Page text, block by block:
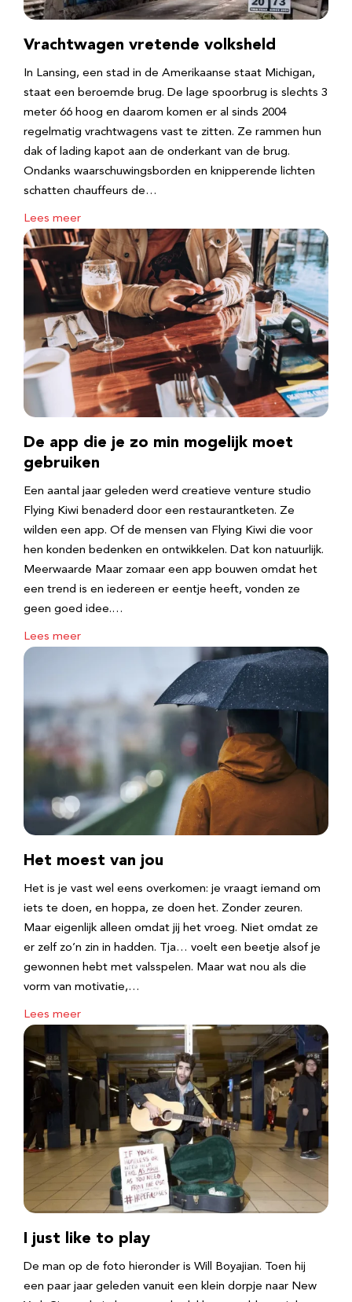
Vrachtwagen vretende volksheld
In Lansing, een stad in de Amerikaanse staat Michigan,
staat een beroemde brug. De lage spoorbrug is slechts 3
meter 66 hoog en daarom komen er al sinds 2004
regelmatig vrachtwagens vast te zitten. Ze rammen hun
dak of lading kapot aan de onderkant van de brug.
Ondanks waarschuwingsborden en knipperende lichten
schatten chauffeurs de…
Lees meer
De app die je zo min mogelijk moet
gebruiken
Een aantal jaar geleden werd creatieve venture studio
Flying Kiwi benaderd door een restaurantketen. Ze
wilden een app. Of de mensen van Flying Kiwi die voor
hen konden bedenken en ontwikkelen. Dat kon natuurlijk.
Meerwaarde Maar zomaar een app bouwen omdat het
een trend is en iedereen er eentje heeft, vonden ze
geen goed idee.…
Lees meer
Het moest van jou
Het is je vast wel eens overkomen: je vraagt iemand om
iets te doen, en hoppa, ze doen het. Zonder zeuren.
Maar eigenlijk alleen omdat jij het vroeg. Niet omdat ze
er zelf zo’n zin in hadden. Tja… voelt een beetje alsof je
gewonnen hebt met valsspelen. Maar wat nou als die
vorm van motivatie,…
Lees meer
I just like to play
De man op de foto hieronder is Will Boyajian. Toen hij
een paar jaar geleden vanuit een klein dorpje naar New